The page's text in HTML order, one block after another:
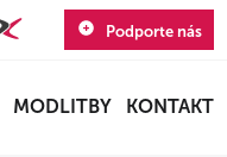
Podporte nás
MODLITBY KONTAKT